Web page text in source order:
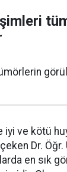
iyi ve kötü
Dr. Öğr.
en sık